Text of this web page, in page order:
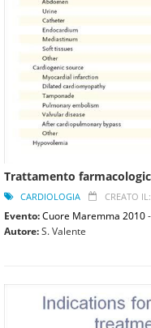
Trattamento
CARDIOLOGIA CREATO
Evento:Cuore Maremma 2010
Autore:S. Valente